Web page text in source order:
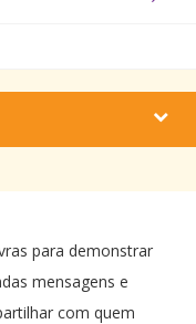
para demonstrar
mensagens e
com quem